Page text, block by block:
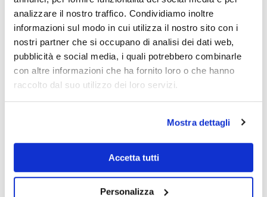
analizzare il nostro traffico. Condividiamo inoltre
informazioni sul modo in cui utilizza il nostro sito con i
nostri partner che si occupano di analisi dei dati web,
pubblicità e social media, i quali potrebbero combinarle
con altre informazioni che ha fornito loro o che hanno
raccolto dal suo utilizzo dei loro servizi.
Mostra dettagli
Accetta tutti
Personalizza
A WordPress CommentersuOpen space: come
cambia la produttività
ARCHIVI